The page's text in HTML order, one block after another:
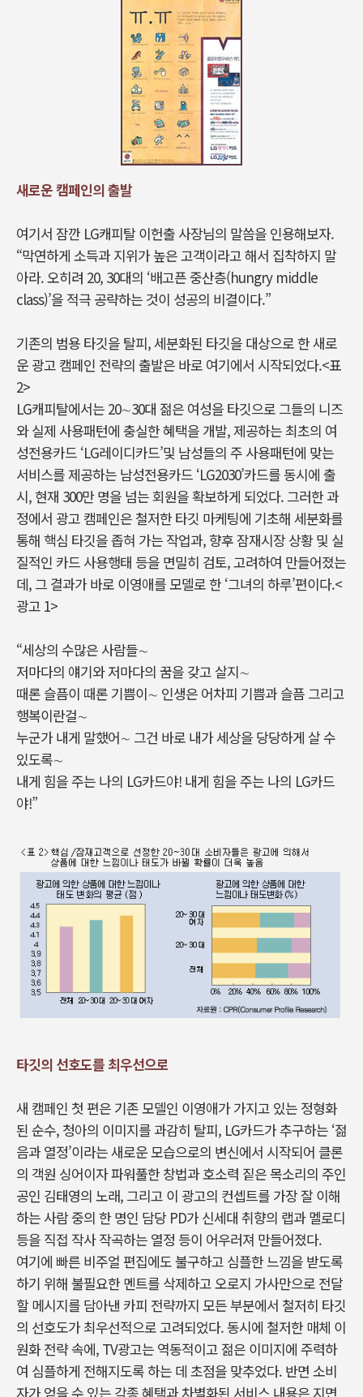
새로운 캠페인의 출발
여기서 잠깐 LG캐피탈 이헌출 사장님의 말씀을 인용해보자.
“막연하게 소득과 지위가 높은 고객이라고 해서 집착하지 말
아라. 오히려 20, 30대의 ‘배고픈 중산층(hungry middle
class)’을 적극 공략하는 것이 성공의 비결이다.”
기존의 범용 타깃을 탈피, 세분화된 타깃을 대상으로 한 새로
운 광고 캠페인 전략의 출발은 바로 여기에서 시작되었다.<표
2>
LG캐피탈에서는 20∼30대 젊은 여성을 타깃으로 그들의 니즈
와 실제 사용패턴에 충실한 혜택을 개발, 제공하는 최초의 여
성전용카드 ‘LG레이디카드’및 남성들의 주 사용패턴에 맞는
서비스를 제공하는 남성전용카드 ‘LG2030’카드를 동시에 출
시, 현재 300만 명을 넘는 회원을 확보하게 되었다. 그러한 과
정에서 광고 캠페인은 철저한 타깃 마케팅에 기초해 세분화를
통해 핵심 타깃을 좁혀 가는 작업과, 향후 잠재시장 상황 및 실
질적인 카드 사용행태 등을 면밀히 검토, 고려하여 만들어졌는
데, 그 결과가 바로 이영애를 모델로 한 ‘그녀의 하루’편이다.<
광고 1>
“세상의 수많은 사람들∼
저마다의 얘기와 저마다의 꿈을 갖고 살지∼
때론 슬픔이 때론 기쁨이∼ 인생은 어차피 기쁨과 슬픔 그리고
행복이란걸∼
누군가 내게 말했어∼ 그건 바로 내가 세상을 당당하게 살 수
있도록∼
내게 힘을 주는 나의 LG카드야! 내게 힘을 주는 나의 LG카드
야!”
타깃의 선호도를 최우선으로
새 캠페인 첫 편은 기존 모델인 이영애가 가지고 있는 정형화
된 순수, 청아의 이미지를 과감히 탈피, LG카드가 추구하는 ‘젊
음과 열정’이라는 새로운 모습으로의 변신에서 시작되어 클론
의 객원 싱어이자 파워풀한 창법과 호소력 짙은 목소리의 주인
공인 김태영의 노래, 그리고 이 광고의 컨셉트를 가장 잘 이해
하는 사람 중의 한 명인 담당 PD가 신세대 취향의 랩과 멜로디
등을 직접 작사 작곡하는 열정 등이 어우러져 만들어졌다.
여기에 빠른 비주얼 편집에도 불구하고 심플한 느낌을 받도록
하기 위해 불필요한 멘트를 삭제하고 오로지 가사만으로 전달
할 메시지를 담아낸 카피 전략까지 모든 부분에서 철저히 타깃
의 선호도가 최우선적으로 고려되었다. 동시에 철저한 매체 이
원화 전략 속에, TV광고는 역동적이고 젊은 이미지에 주력하
여 심플하게 전해지도록 하는 데 초점을 맞추었다. 반면 소비
자가 얻을 수 있는 각종 혜택과 차별화된 서비스 내용은 지면